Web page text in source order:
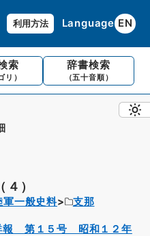
利用方法 Language EN
索
リ）
辞書検索
（五十音順）
）
軍一般史料
支那
報 第１５号 昭和１２年